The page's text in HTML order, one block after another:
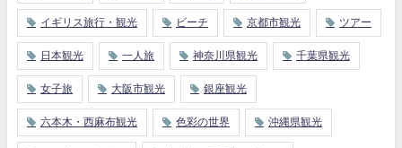
イギリス旅行・観光 ビーチ 京都市観光 ツアー
日本観光 一人旅 神奈川県観光 千葉県観光
女子旅 大阪市観光 銀座観光
六本木・西麻布観光 色彩の世界 沖縄県観光